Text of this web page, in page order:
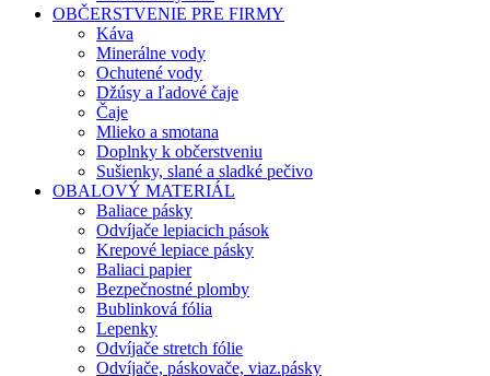
OBČERSTVENIE PRE FIRMY
Káva
Minerálne vody
Ochutené vody
Džúsy a ľadové čaje
Čaje
Mlieko a smotana
Doplnky k občerstveniu
Sušienky, slané a sladké pečivo
OBALOVÝ MATERIÁL
Baliace pásky
Odvíjače lepiacich pások
Krepové lepiace pásky
Baliaci papier
Bezpečnostné plomby
Bublinková fólia
Lepenky
Odvíjače stretch fólie
Odvíjače, páskovače, viaz.pásky